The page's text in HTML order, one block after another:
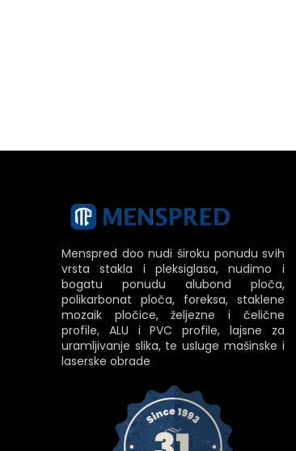
Menspred doo nudi široku ponudu svih
vrsta stakla i pleksiglasa, nudimo i
bogatu ponudu alubond ploča,
polikarbonat ploča, foreksa, staklene
mozaik pločice, željezne i čelične
profile, ALU i PVC profile, lajsne za
uramljivanje slika, te usluge mašinske i
laserske obrade